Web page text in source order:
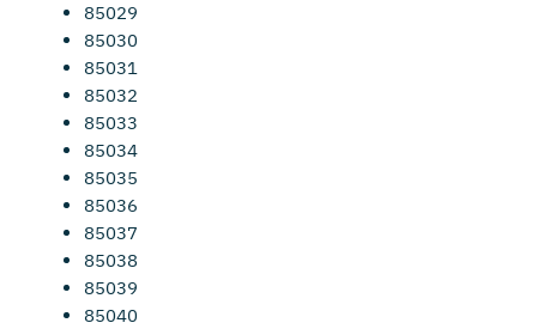
85029
85030
85031
85032
85033
85034
85035
85036
85037
85038
85039
85040